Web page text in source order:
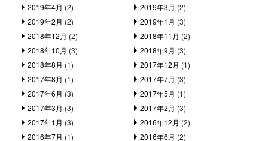
2019年4月 (2) 2019年3月 (2)
2019年2月 (2) 2019年1月 (3)
2018年12月 (2) 2018年11月 (2)
2018年10月 (3) 2018年9月 (3)
2018年8月 (1) 2017年12月 (1)
2017年8月 (1) 2017年7月 (3)
2017年6月 (3) 2017年5月 (1)
2017年3月 (3) 2017年2月 (3)
2017年1月 (3) 2016年12月 (2)
2016年7月 (1) 2016年6月 (2)